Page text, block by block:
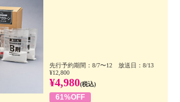
先行予約期間：8/7〜12 放送日：8/13
¥12,800
¥4,980(税込)
61%OFF